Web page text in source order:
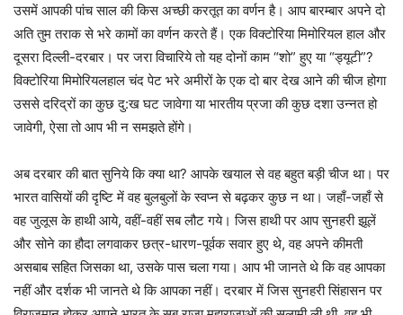
उसमें आपकी पांच साल की किस अच्छी करतूत का वर्णन है। आप बारम्बार अपने दो
अति तुम तराक से भरे कामों का वर्णन करते हैं। एक विक्टोरिया मिमोरियल हाल और
दूसरा दिल्ली-दरबार। पर जरा विचारिये तो यह दोनों काम “शो” हुए या “ड्यूटी”?
विक्टोरिया मिमोरियलहाल चंद पेट भरे अमीरों के एक दो बार देख आने की चीज होगा
उससे दरिद्रों का कुछ दु:ख घट जावेगा या भारतीय प्रजा की कुछ दशा उन्नत हो
जावेगी, ऐसा तो आप भी न समझते होंगे।
अब दरबार की बात सुनिये कि क्या था? आपके खयाल से वह बहुत बड़ी चीज था। पर
भारत वासियों की दृष्टि में वह बुलबुलों के स्वप्न से बढ़कर कुछ न था। जहाँ-जहाँ से
वह जुलूस के हाथी आये, वहीं-वहीं सब लौट गये। जिस हाथी पर आप सुनहरी झूलें
और सोने का हौदा लगवाकर छत्र-धारण-पूर्वक सवार हुए थे, वह अपने कीमती
असबाब सहित जिसका था, उसके पास चला गया। आप भी जानते थे कि वह आपका
नहीं और दर्शक भी जानते थे कि आपका नहीं। दरबार में जिस सुनहरी सिंहासन पर